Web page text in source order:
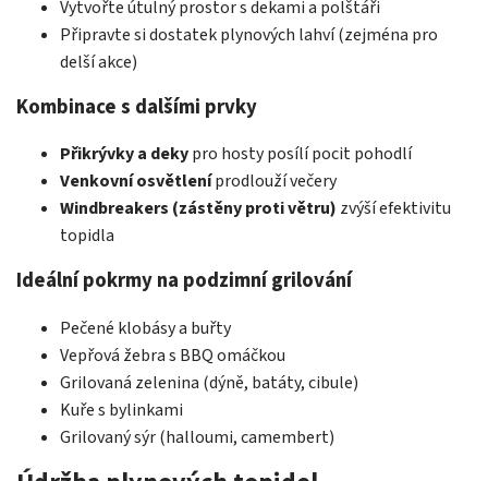
Vytvořte útulný prostor s dekami a polštáři
Připravte si dostatek plynových lahví (zejména pro
delší akce)
Kombinace s dalšími prvky
Přikrývky a dekypro hosty posílí pocit pohodlí
Venkovní osvětleníprodlouží večery
Windbreakers (zástěny proti větru) zvýší efektivitu
topidla
Ideální pokrmy na podzimní grilování
Pečené klobásy a buřty
Vepřová žebra s BBQ omáčkou
Grilovaná zelenina (dýně, batáty, cibule)
Kuře s bylinkami
Grilovaný sýr (halloumi, camembert)